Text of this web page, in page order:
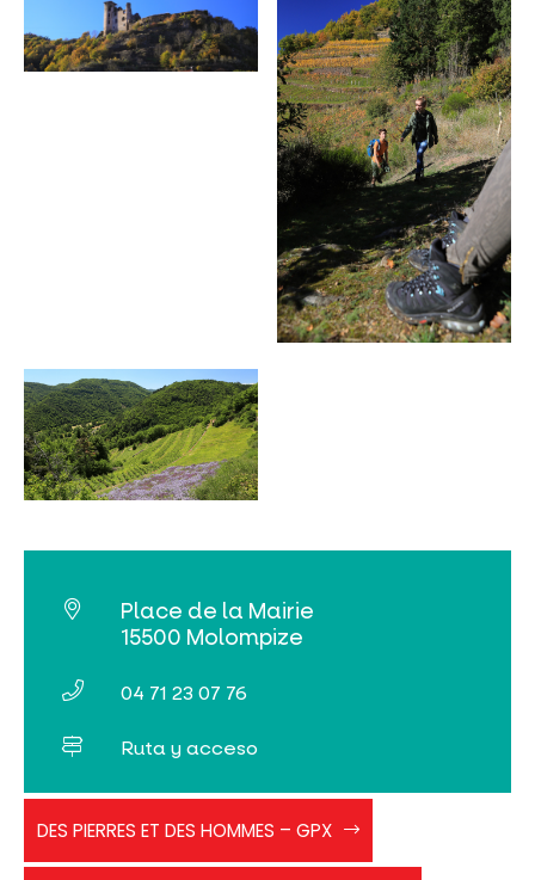
Place de la Mairie
15500 Molompize
04 71 23 07 76
Ruta y acceso
DES PIERRES ET DES HOMMES – GPX